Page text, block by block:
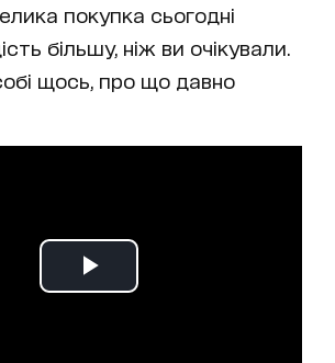
покупка сьогодні
більшу, ніж ви очікували.
щось, про що давно